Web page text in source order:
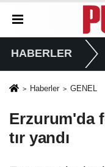
HABERLER
Haberler GENEL
Erzurum'da
tır yandı